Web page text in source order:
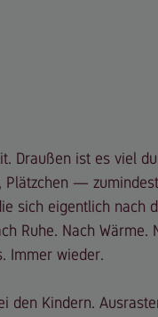
Draußen ist es viel
Plätzchen —
sich eigentlich nach
Ruhe. Nach
Immer wieder.
den Kindern.